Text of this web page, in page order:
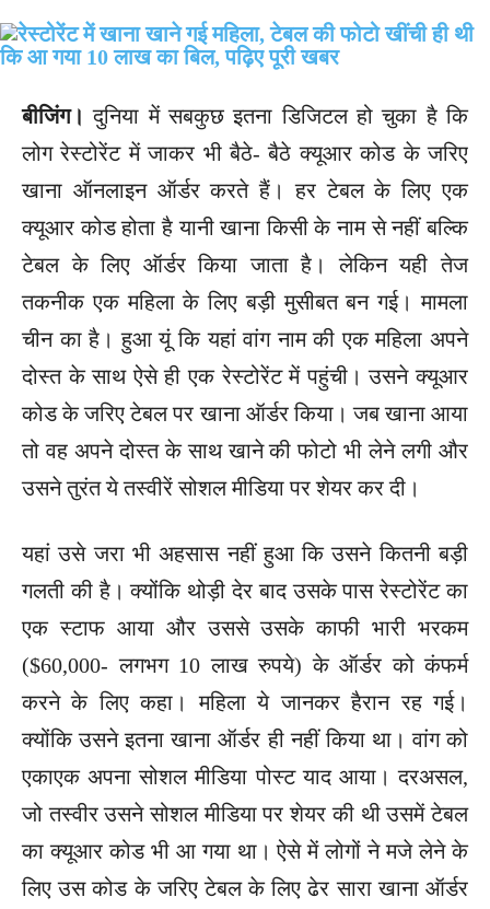
बीजिंग। दुनिया में सबकुछ इतना डिजिटल हो चुका है कि
लोग रेस्टोरेंट में जाकर भी बैठे- बैठे क्यूआर कोड के जरिए
खाना ऑनलाइन ऑर्डर करते हैं। हर टेबल के लिए एक
क्यूआर कोड होता है यानी खाना किसी के नाम से नहीं बल्कि
टेबल के लिए ऑर्डर किया जाता है। लेकिन यही तेज
तकनीक एक महिला के लिए बड़ी मुसीबत बन गई। मामला
चीन का है। हुआ यूं कि यहां वांग नाम की एक महिला अपने
दोस्त के साथ ऐसे ही एक रेस्टोरेंट में पहुंची। उसने क्यूआर
कोड के जरिए टेबल पर खाना ऑर्डर किया। जब खाना आया
तो वह अपने दोस्त के साथ खाने की फोटो भी लेने लगी और
उसने तुरंत ये तस्वीरें सोशल मीडिया पर शेयर कर दी।
यहां उसे जरा भी अहसास नहीं हुआ कि उसने कितनी बड़ी
गलती की है। क्योंकि थोड़ी देर बाद उसके पास रेस्टोरेंट का
एक स्टाफ आया और उससे उसके काफी भारी भरकम
($60,000- लगभग 10 लाख रुपये) के ऑर्डर को कंफर्म
करने के लिए कहा। महिला ये जानकर हैरान रह गई।
क्योंकि उसने इतना खाना ऑर्डर ही नहीं किया था। वांग को
एकाएक अपना सोशल मीडिया पोस्ट याद आया। दरअसल,
जो तस्वीर उसने सोशल मीडिया पर शेयर की थी उसमें टेबल
का क्यूआर कोड भी आ गया था। ऐसे में लोगों ने मजे लेने के
लिए उस कोड के जरिए टेबल के लिए ढेर सारा खाना ऑर्डर